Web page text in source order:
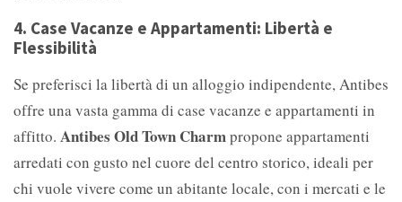
4. Case Vacanze e Appartamenti: Libertà e
Flessibilità
Se preferisci la libertà di un alloggio indipendente, Antibes
offre una vasta gamma di case vacanze e appartamenti in
affitto. Antibes Old Town Charmpropone appartamenti
arredati con gusto nel cuore del centro storico, ideali per
chi vuole vivere come un abitante locale, con i mercati e le